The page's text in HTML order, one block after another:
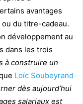
avantages
du titre-cadeau.
développement au
dans les trois
à construire un
Loïc Soubeyrand
dès aujourd’hui
salariaux est